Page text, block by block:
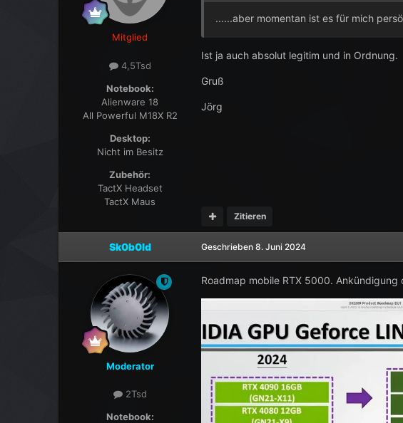
Mitglied
4,5Tsd
Notebook:
Alienware 18
All Powerful M18X R2
Desktop:
Nicht im Besitz
Zubehör:
TactX Headset
TactX Maus
......aber momentan ist es für mich
Ist ja auch absolut legitim und in Ordnung.
Gruß
Jörg
Zitieren
Sk0b0ld
Moderator
2Tsd
Notebook:
Geschrieben8. Juni 2024
Roadmap mobile RTX 5000. Ankündigung